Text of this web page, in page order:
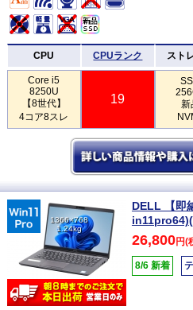
CPU CPUランク スト
Core i5
8250U
【8世代】
4コア8スレ
19
新
1366×768
1.24kg
DELL 【即
26,800円(
8/6 新着